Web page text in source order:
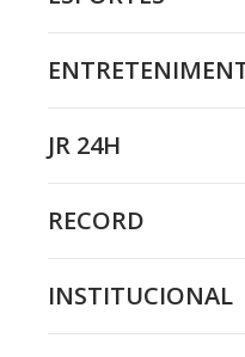
JR 24H
RECORD
INSTITUCIONAL